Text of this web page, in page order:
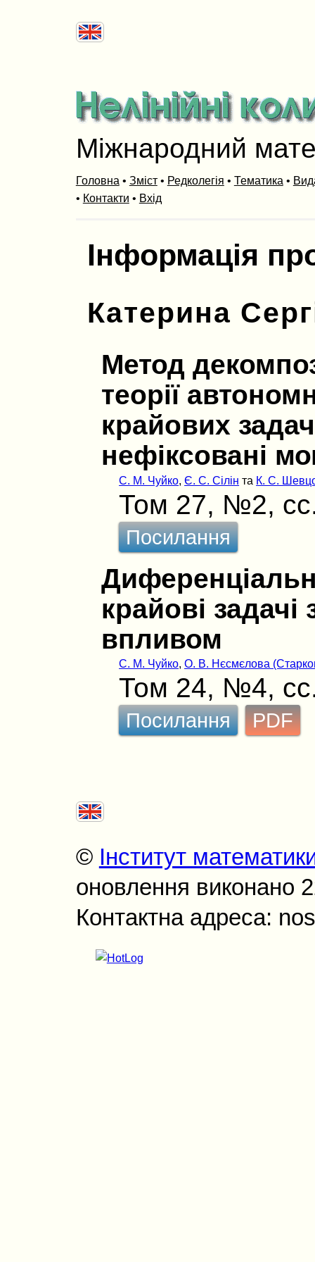
Міжнародний
Головна • Зміст• Редколегія • Тематика •
• Контакти • Вхід
Інформація
Катерина
Метод
теорії
крайових
нефіксовані
С. М. Чуйко,Є. С. Сілін та К. С.
Том 27, №2,
Посилання
крайові
впливом
С. М. Чуйко,О. В. Нєсмєлова
Том 24, №4,
Посилання PDF
© Інститут
оновлення виконано
Контактна адреса: